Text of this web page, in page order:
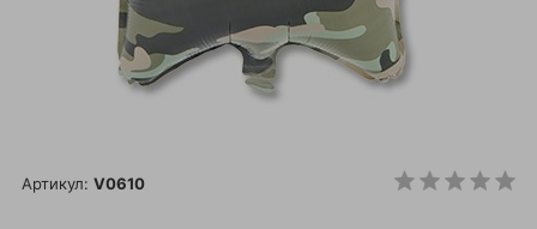
Артикул: V0610